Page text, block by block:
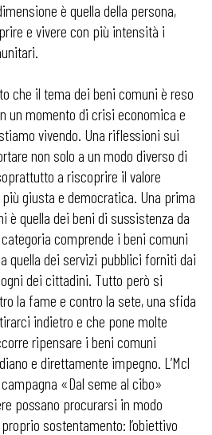
è quella della persona,
e vivere con più intensità i
che il tema dei beni comuni è reso
un momento di crisi economica e
vivendo. Una riflessioni sui
non solo a un modo diverso di
a riscoprire il valore
giusta e democratica. Una prima
è quella dei beni di sussistenza da
comprende i beni comuni
quella dei servizi pubblici forniti dai
dei cittadini. Tutto però si
la fame e contro la sete, una sfida
indietro e che pone molte
ripensare i beni comuni
e direttamente impegno. L’Mcl
«Dal seme al cibo»
possano procurarsi in modo
sostentamento: l’obiettivo